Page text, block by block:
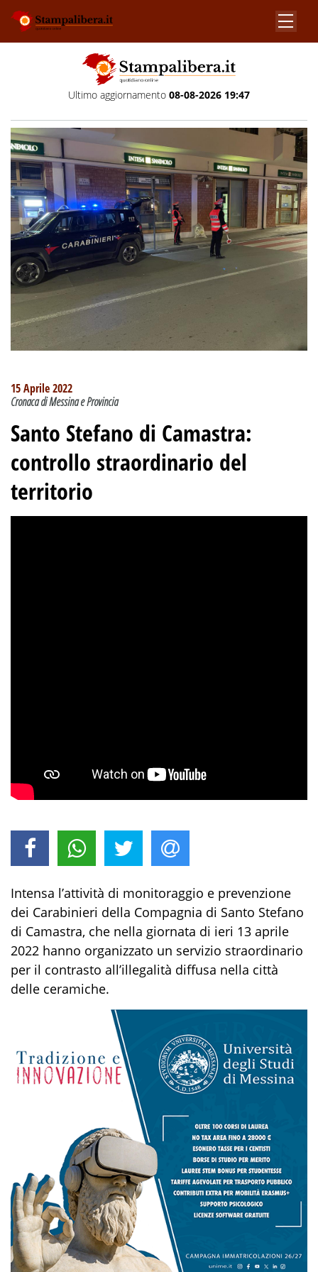
Ultimo aggiornamento 08-08-2026 19:47
15 Aprile 2022
Cronaca di Messina e Provincia
Santo Stefano di Camastra:
controllo straordinario del
territorio
Intensa l’attività di monitoraggio e prevenzione
dei Carabinieri della Compagnia di Santo Stefano
di Camastra, che nella giornata di ieri 13 aprile
2022 hanno organizzato un servizio straordinario
per il contrasto all’illegalità diffusa nella città
delle ceramiche.